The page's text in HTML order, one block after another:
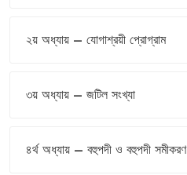
২য় অধ্যায় – যোগাশ্রয়ী প্রোগ্রাম
৩য় অধ্যায় – জটিল সংখ্যা
৪র্থ অধ্যায় – বহুপদী ও বহুপদী সমীকরণ